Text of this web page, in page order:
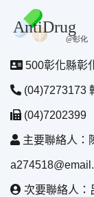
500彰化縣彰
(04)7273173
(04)7202399
主要聯絡人：
次要聯絡人：